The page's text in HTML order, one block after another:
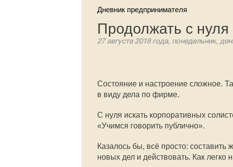
Дневник предпринимателя
Продолжать с нуля
27 августа 2018 года, понедельник,
Состояние и настроение сложное.
в виду дела по фирме.
С нуля искать корпоративных
«Учимся говорить публично».
Казалось бы, всё просто:
новых дел и действовать. Как легко